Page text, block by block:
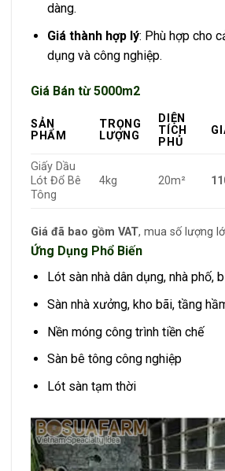
dàng.
Giá thành hợp lý: Phù hợp cho
dụng và công nghiệp.
Giá Bán từ 5000m2
SẢN
PHẨM
TRỌNG
LƯỢNG
DIỆN
TÍCH
PHỦ
Giấy Dầu
Lót Đổ Bê
Tông
4kg 20m²
Giá đã bao gồm VAT, mua số lượng
Ứng Dụng Phổ Biến
Lót sàn nhà dân dụng, nhà phố,
Sàn nhà xưởng, kho bãi, tầng
Nền móng công trình tiền chế
Sàn bê tông công nghiệp
Lót sàn tạm thời